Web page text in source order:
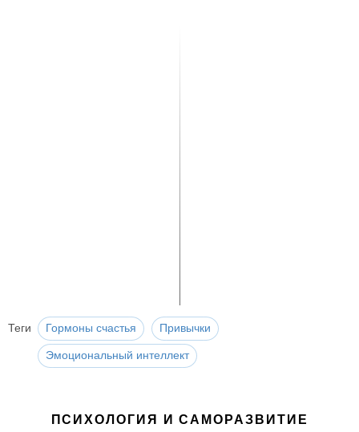
Теги Гормоны счастья Привычки
Эмоциональный интеллект
ПСИХОЛОГИЯ И САМОРАЗВИТИЕ